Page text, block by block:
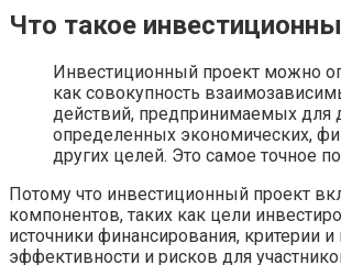
Что такое
Инвестиционный проект можно
как совокупность
действий, предпринимаемых для
определенных экономических,
других целей. Это самое точное
Потому что инвестиционный проект
компонентов, таких как цели
источники финансирования, критерии
эффективности и рисков для